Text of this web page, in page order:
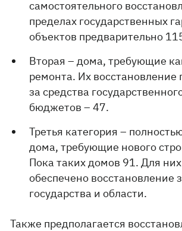
самостоятельного
пределах государственных
объектов предварительно
Вторая – дома, требующие
ремонта. Их восстановление
за средства
бюджетов – 47.
Третья категория –
дома, требующие нового
Пока таких домов 91. Для
обеспечено восстановление
государства и области.
Также предполагается